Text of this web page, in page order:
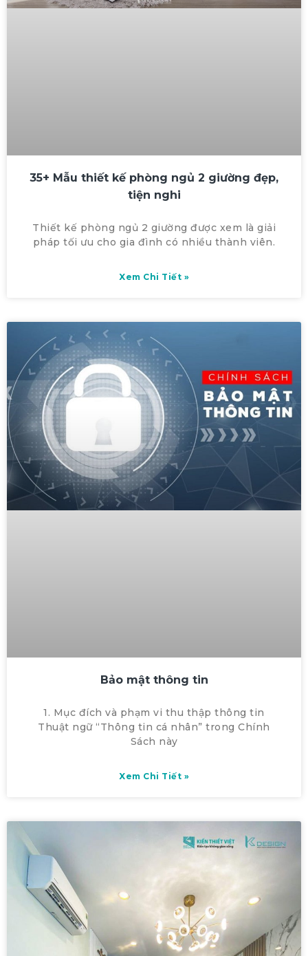
35+ Mẫu thiết kế phòng ngủ 2 giường đẹp,
tiện nghi
Thiết kế phòng ngủ 2 giường được xem là giải
pháp tối ưu cho gia đình có nhiều thành viên.
Xem Chi Tiết »
Bảo mật thông tin
1. Mục đích và phạm vi thu thập thông tin
Thuật ngữ “Thông tin cá nhân” trong Chính
Sách này
Xem Chi Tiết »